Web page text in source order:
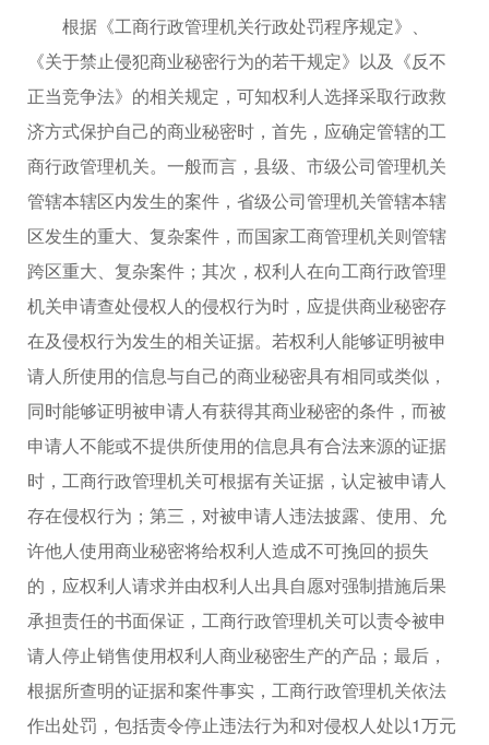
根据《工商行政管理机关行政处罚程序规定》、
《关于禁止侵犯商业秘密行为的若干规定》以及《反不
正当竞争法》的相关规定，可知权利人选择采取行政救
济方式保护自己的商业秘密时，首先，应确定管辖的工
商行政管理机关。一般而言，县级、市级公司管理机关
管辖本辖区内发生的案件，省级公司管理机关管辖本辖
区发生的重大、复杂案件，而国家工商管理机关则管辖
跨区重大、复杂案件；其次，权利人在向工商行政管理
机关申请查处侵权人的侵权行为时，应提供商业秘密存
在及侵权行为发生的相关证据。若权利人能够证明被申
请人所使用的信息与自己的商业秘密具有相同或类似，
同时能够证明被申请人有获得其商业秘密的条件，而被
申请人不能或不提供所使用的信息具有合法来源的证据
时，工商行政管理机关可根据有关证据，认定被申请人
存在侵权行为；第三，对被申请人违法披露、使用、允
许他人使用商业秘密将给权利人造成不可挽回的损失
的，应权利人请求并由权利人出具自愿对强制措施后果
承担责任的书面保证，工商行政管理机关可以责令被申
请人停止销售使用权利人商业秘密生产的产品；最后，
根据所查明的证据和案件事实，工商行政管理机关依法
作出处罚，包括责令停止违法行为和对侵权人处以1万元